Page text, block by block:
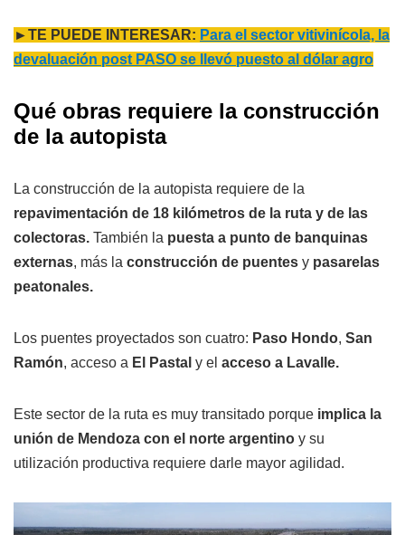
►TE PUEDE INTERESAR: Para el sector vitivinícola, la
devaluación post PASO se llevó puesto al dólar agro
Qué obras requiere la construcción
de la autopista
La construcción de la autopista requiere de la
repavimentación de 18 kilómetros de la ruta y de las
colectoras. También la puesta a punto de banquinas
externas, más la construcción de puentes y pasarelas
peatonales.
Los puentes proyectados son cuatro: Paso Hondo, San
Ramón, acceso a El Pastal y el acceso a Lavalle.
Este sector de la ruta es muy transitado porque implica la
unión de Mendoza con el norte argentino y su
utilización productiva requiere darle mayor agilidad.